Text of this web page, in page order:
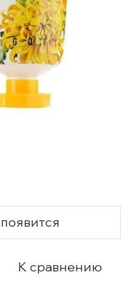
К сравнению